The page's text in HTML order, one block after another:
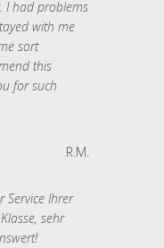
I had problems
with me
sort
this
for such
R.M.
Service Ihrer
sehr